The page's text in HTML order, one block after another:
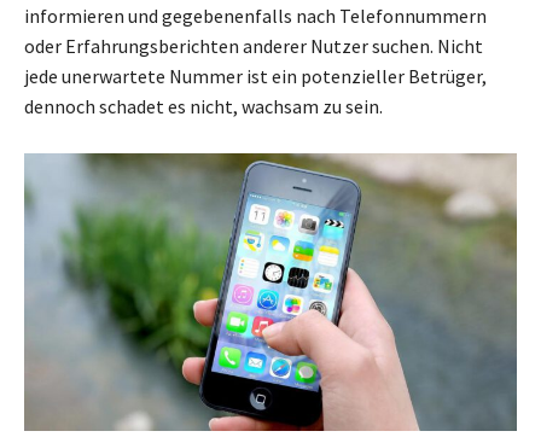
informieren und gegebenenfalls nach Telefonnummern
oder Erfahrungsberichten anderer Nutzer suchen. Nicht
jede unerwartete Nummer ist ein potenzieller Betrüger,
dennoch schadet es nicht, wachsam zu sein.